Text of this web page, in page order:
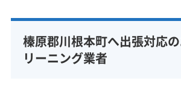
榛原郡川根本町へ出張対応
リーニング業者